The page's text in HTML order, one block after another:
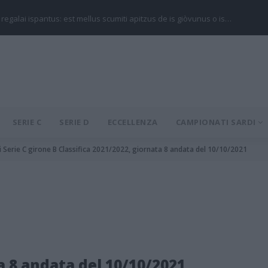
regalai ispantus: est mellus scumiti apitzus de is giòvunus o is…
SERIE C SERIE D ECCELLENZA CAMPIONATI SARDI
Serie C girone B Classifica 2021/2022, giornata 8 andata del 10/10/2021